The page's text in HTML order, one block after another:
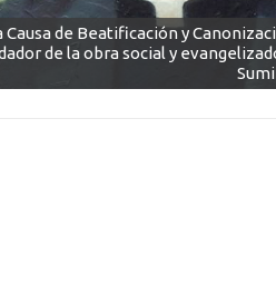
de Beatificación y
de la obra social y